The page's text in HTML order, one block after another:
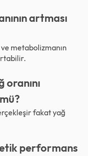
artması
metabolizmanın
fakat yağ
performans